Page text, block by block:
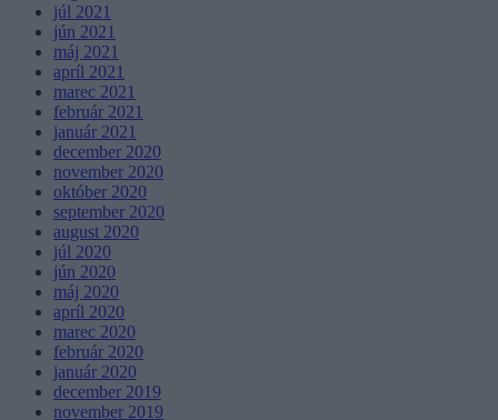
júl 2021
jún 2021
máj 2021
apríl 2021
marec 2021
február 2021
január 2021
december 2020
november 2020
október 2020
september 2020
august 2020
júl 2020
jún 2020
máj 2020
apríl 2020
marec 2020
február 2020
január 2020
december 2019
november 2019